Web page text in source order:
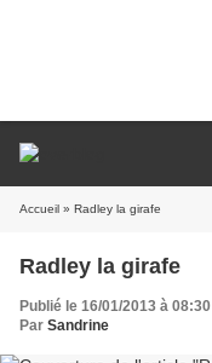
Accueil » Radley la girafe
Radley la girafe
Publié le 16/01/2013 à 08:30
Par Sandrine